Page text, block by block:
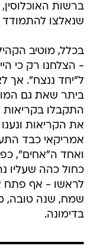
ברשות
שנאלצו להתמודד
בכלל, מוטיב
- הצלחנו רק כי
ל"יחד ננצח". אך
ביתר שאת גם
התקבלו בקריאות
את הקריאות
אמריקאי כבד
ואחד ה"אחים",
כחול כהה שעליו
לראשו - אף פתח
שמח, שנה טובה,
בדימונה.